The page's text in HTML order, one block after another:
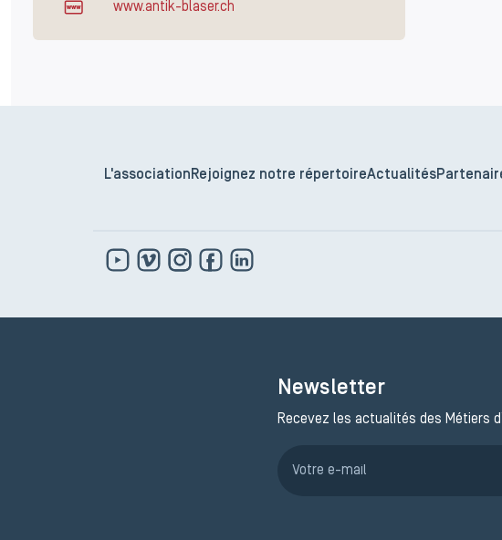
www.antik-blaser.ch
L'association Rejoignez notre répertoireActualités
Newsletter
Recevez les actualités des Métiers